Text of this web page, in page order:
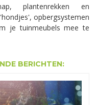
plantenrekken en
opbergsystemen
je tuinmeubels mee te
BERICHTEN: